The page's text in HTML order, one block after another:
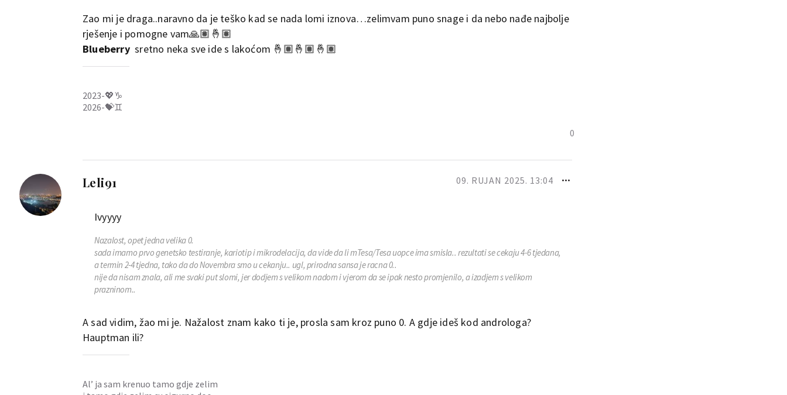
Zao mi je draga..naravno da je teško kad se nada lomi iznova…zelimvam puno snage i da nebo nađe najbolje
rješenje i pomogne vam🙏🏽🤞🏽
Blueberry sretno neka sve ide s lakoćom 🤞🏽🤞🏽🤞🏽
0
2023-💖♑️
2026-💝♊️
Leli91 09. RUJAN 2025. 13:04
Ivyyyy
Nazalost, opet jedna velika 0.
sada imamo prvo genetsko testiranje, kariotip i mikrodelacija, da vide da li mTesa/Tesa uopce ima smisla.. rezultati se cekaju 4-6 tjedana,
a termin 2-4 tjedna, tako da do Novembra smo u cekanju.. ugl, prirodna sansa je racna 0..
nije da nisam znala, ali me svaki put slomi, jer dodjem s velikom nadom i vjerom da se ipak nesto promjenilo, a izadjem s velikom
prazninom..
A sad vidim, žao mi je. Nažalost znam kako ti je, prosla sam kroz puno 0. A gdje ideš kod androloga?
Hauptman ili?
Al’ ja sam krenuo tamo gdje zelim